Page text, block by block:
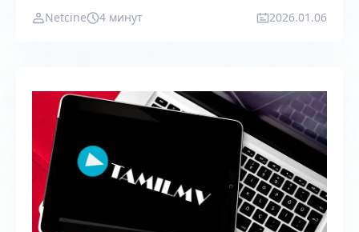
VPN и антидетект-браузеры.
Netcine 4 минут 2026.01.06